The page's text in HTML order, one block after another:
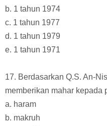
b. 1 tahun 1974
c. 1 tahun 1977
d. 1 tahun 1979
e. 1 tahun 1971
17. Berdasarkan Q.S. An-
memberikan mahar kepada
a. haram
b. makruh